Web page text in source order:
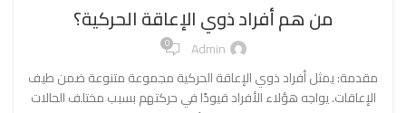
من هم أفراد ذوي الإعاقة الحركية؟
Admin
0
مقدمة: يمثل أفراد ذوي الإعاقة الحركية مجموعة متنوعة ضمن طيف
الإعاقات. يواجه هؤلاء الأفراد قيودًا في حركتهم بسبب مختلف الحالات